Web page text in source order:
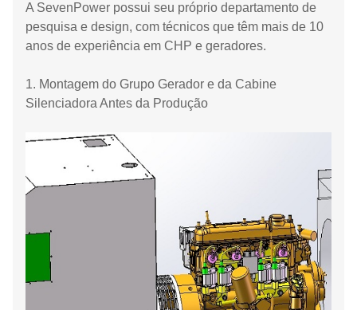
A SevenPower possui seu próprio departamento de
pesquisa e design, com técnicos que têm mais de 10
anos de experiência em CHP e geradores.
1. Montagem do Grupo Gerador e da Cabine
Silenciadora Antes da Produção